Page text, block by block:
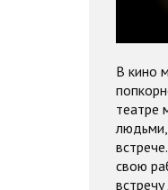
В кино
театре
людьми,
свою